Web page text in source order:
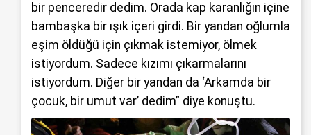
bir penceredir dedim. Orada kap karanlığın içine
bambaşka bir ışık içeri girdi. Bir yandan oğlumla
eşim öldüğü için çıkmak istemiyor, ölmek
istiyordum. Sadece kızımı çıkarmalarını
istiyordum. Diğer bir yandan da ‘Arkamda bir
çocuk, bir umut var’ dedim” diye konuştu.